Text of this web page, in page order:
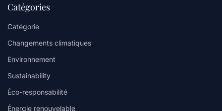
Catégories
Catégorie
Changements climatiques
Environnement
Sustainability
Éco-responsabilité
Énergie renouvelable